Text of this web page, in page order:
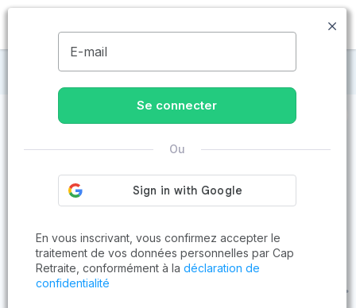
MENU
Maisons de retraite à Saint-Affrique
E-mail
Se connecter
Ou
En vous inscrivant, vous confirmez accepter le
traitement de vos données personnelles par Cap
Retraite, conformément à la déclaration de
confidentialité